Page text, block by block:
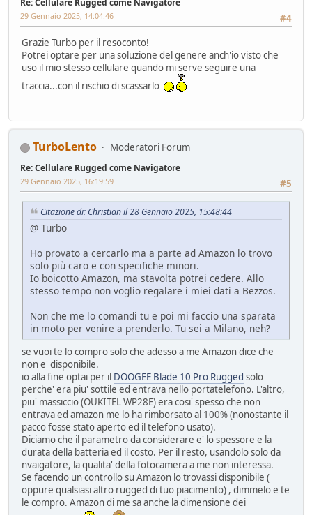
Re: Cellulare Rugged come Navigatore
#4
29 Gennaio 2025, 14:04:46
Grazie Turbo per il resoconto!
Potrei optare per una soluzione del genere anch'io visto che
uso il mio stesso cellulare quando mi serve seguire una
traccia...con il rischio di scassarlo
TurboLento Moderatori Forum
Re: Cellulare Rugged come Navigatore
#5
29 Gennaio 2025, 16:19:59
Citazione di: Christian il 28 Gennaio 2025, 15:48:44
@ Turbo
Ho provato a cercarlo ma a parte ad Amazon lo trovo
solo più caro e con specifiche minori.
Io boicotto Amazon, ma stavolta potrei cedere. Allo
stesso tempo non voglio regalare i miei dati a Bezzos.
Non che me lo comandi tu e poi mi faccio una sparata
in moto per venire a prenderlo. Tu sei a Milano, neh?
se vuoi te lo compro solo che adesso a me Amazon dice che
non e' disponibile.
io alla fine optai per il DOOGEE Blade 10 Pro Rugged solo
perche' era piu' sottile ed entrava nello portatelefono. L'altro,
piu' massiccio (OUKITEL WP28E) era cosi' spesso che non
entrava ed amazon me lo ha rimborsato al 100% (nonostante il
pacco fosse stato aperto ed il telefono usato).
Diciamo che il parametro da considerare e' lo spessore e la
durata della batteria ed il costo. Per il resto, usandolo solo da
nvaigatore, la qualita' della fotocamera a me non interessa.
Se facendo un controllo su Amazon lo trovassi disponibile (
oppure qualsiasi altro rugged di tuo piacimento) , dimmelo e te
le compro. Amazon di me sa anche la dimensione dei